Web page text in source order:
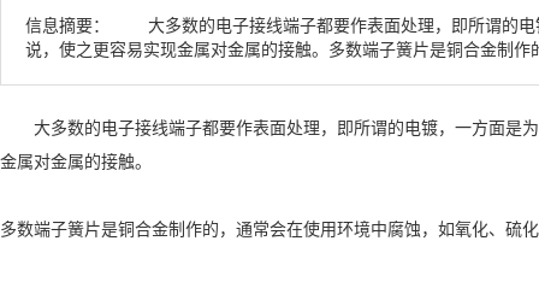
信息摘要：
大多数的电子接线端子都要作表面处理，即所谓的电
说，使之更容易实现金属对金属的接触。多数端子簧片是铜合金制作
大多数的电子接线端子都要作表面处理，即所谓的电镀，一方面是
金属对金属的接触。
多数端子簧片是铜合金制作的，通常会在使用环境中腐蚀，如氧化、